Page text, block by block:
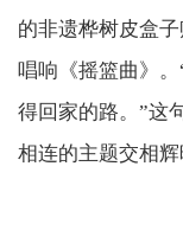
的非遗桦树皮盒
唱响《摇篮曲》
得回家的路。”这
相连的主题交相辉